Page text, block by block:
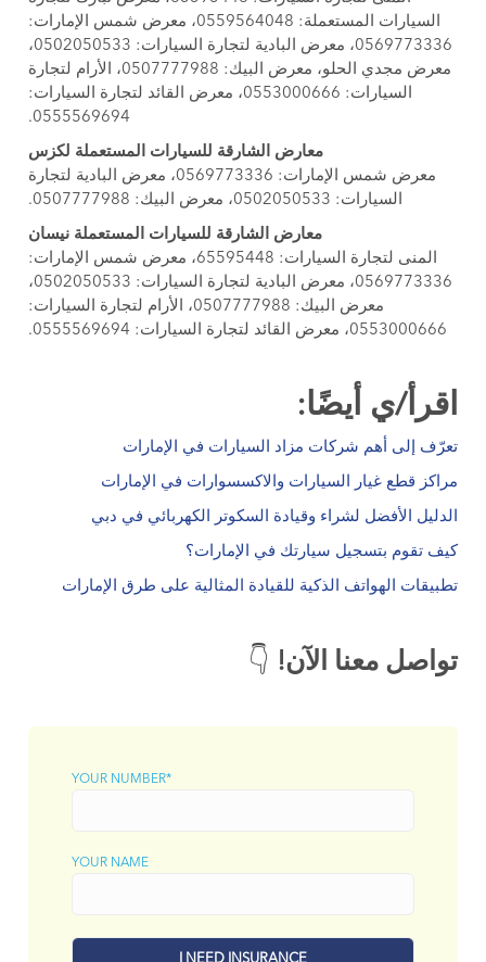
السيارات المستعملة: 0559564048، معرض شمس الإمارات:
0569773336، معرض البادية لتجارة السيارات: 0502050533،
معرض مجدي الحلو، معرض البيك: 0507777988، الأرام لتجارة
السيارات: 0553000666، معرض القائد لتجارة السيارات:
0555569694.
معارض الشارقة للسيارات المستعملة لكزس
معرض شمس الإمارات: 0569773336، معرض البادية لتجارة
السيارات: 0502050533، معرض البيك: 0507777988.
معارض الشارقة للسيارات المستعملة نيسان
المنى لتجارة السيارات: 65595448، معرض شمس الإمارات:
0569773336، معرض البادية لتجارة السيارات: 0502050533،
معرض البيك: 0507777988، الأرام لتجارة السيارات:
0553000666، معرض القائد لتجارة السيارات: 0555569694.
اقرأ/ي أيضًا:
تعرّف إلى أهم شركات مزاد السيارات في الإمارات
مراكز قطع غيار السيارات والاكسسوارات في الإمارات
الدليل الأفضل لشراء وقيادة السكوتر الكهربائي في دبي
كيف تقوم بتسجيل سيارتك في الإمارات؟
تطبيقات الهواتف الذكية للقيادة المثالية على طرق الإمارات
تواصل معنا الآن! 👇
YOUR NUMBER*
YOUR NAME